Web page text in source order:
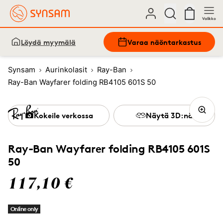
Valikko
Löydä myymälä Varaa näöntarkastus
Synsam Aurinkolasit
Ray-Ban
Ray-Ban Wayfarer folding RB4105 601S 50
Ray-Ban Wayfarer folding RB4105 601S
50
117,10 €
Online only
Kokeile verkossa Näytä 3D:nä